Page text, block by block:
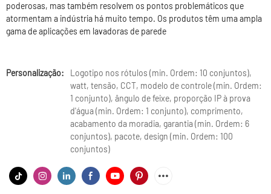
poderosas, mas também resolvem os pontos problemáticos que
atormentam a indústria há muito tempo. Os produtos têm uma ampla
gama de aplicações em lavadoras de parede
Personalização:
Logotipo nos rótulos (min. Ordem: 10 conjuntos),
watt, tensão, CCT, modelo de controle (min. Ordem:
1 conjunto), ângulo de feixe, proporção IP à prova
d'água (min. Ordem: 1 conjunto), comprimento,
acabamento da moradia, garantia (min. Ordem: 6
conjuntos), pacote, design (min. Ordem: 100
conjuntos)